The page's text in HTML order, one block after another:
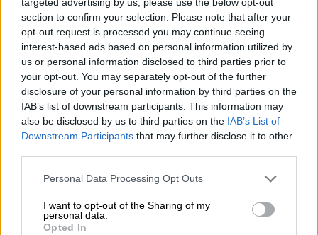
section to confirm your selection. Please note that after your
opt-out request is processed you may continue seeing
interest-based ads based on personal information utilized by
us or personal information disclosed to third parties prior to
your opt-out. You may separately opt-out of the further
disclosure of your personal information by third parties on the
IAB’s list of downstream participants. This information may
also be disclosed by us to third parties on the IAB’s List of
Downstream Participants that may further disclose it to other
Personal Data Processing Opt Outs
I want to opt-out of the Sharing of my
personal data.
Opted In
garantizar la protección de los derechos
fundamentales, resolver conflictos de manera justa y
equitativa, y mantener el equilibrio entre los distintos
poderes del Estado.
Por tanto, es responsabilidad de todos los ciudadanos
y las instituciones preservar y fortalecer la
independencia y la integridad del Poder Judicial como
garante de la democracia y el Estado de Derecho. Es
una pena cuando se nos olvida.
AUTOR ÁLVARO FRUTOS ROSADO
VIERNES, 26 ABRIL 2024